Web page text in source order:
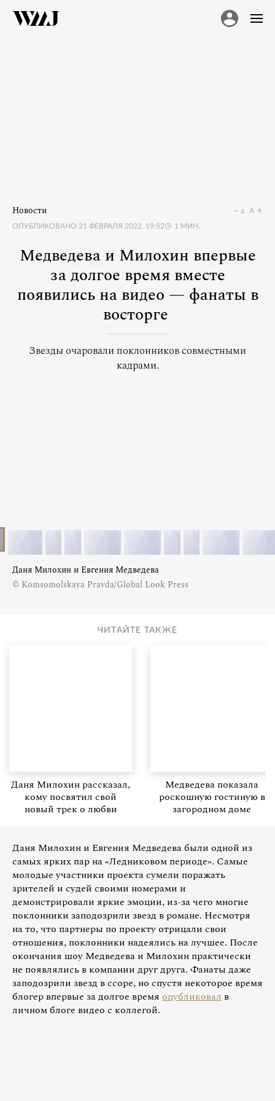
Новости
ОПУБЛИКОВАНО 21 ФЕВРАЛЯ 2022, 19:52 1 МИН.
a A
Медведева и Милохин впервые
за долгое время вместе
появились на видео — фанаты в
восторге
Звезды очаровали поклонников совместными
кадрами.
Даня Милохин и Евгения Медведева
© Komsomolskaya Pravda/Global Look Press
ЧИТАЙТЕ ТАКЖЕ
Даня Милохин рассказал,
кому посвятил свой
новый трек о любви
Медведева показала
роскошную гостиную в
загородном доме
Даня Милохин и Евгения Медведева были одной из
самых ярких пар на «Ледниковом периоде». Самые
молодые участники проекта сумели поражать
зрителей и судей своими номерами и
демонстрировали яркие эмоции, из-за чего многие
поклонники заподозрили звезд в романе. Несмотря
на то, что партнеры по проекту отрицали свои
отношения, поклонники надеялись на лучшее. После
окончания шоу Медведева и Милохин практически
не появлялись в компании друг друга. Фанаты даже
заподозрили звезд в ссоре, но спустя некоторое время
блогер впервые за долгое время опубликовал в
личном блоге видео с коллегой.